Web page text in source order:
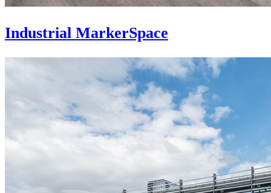
Industrial MarkerSpace